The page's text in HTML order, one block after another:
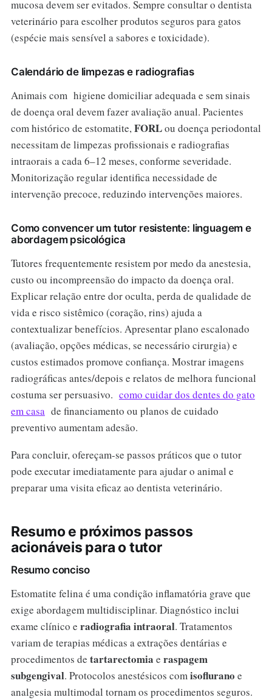
mucosa devem ser evitados. Sempre consultar o dentista
veterinário para escolher produtos seguros para gatos
(espécie mais sensível a sabores e toxicidade).
Calendário de limpezas e radiografias
Animais com higiene domiciliar adequada e sem sinais
de doença oral devem fazer avaliação anual. Pacientes
com histórico de estomatite,FORLou doença periodontal
necessitam de limpezas profissionais e radiografias
intraorais a cada 6–12 meses, conforme severidade.
Monitorização regular identifica necessidade de
intervenção precoce, reduzindo intervenções maiores.
Como convencer um tutor resistente: linguagem e
abordagem psicológica
Tutores frequentemente resistem por medo da anestesia,
custo ou incompreensão do impacto da doença oral.
Explicar relação entre dor oculta, perda de qualidade de
vida e risco sistêmico (coração, rins) ajuda a
contextualizar benefícios. Apresentar plano escalonado
(avaliação, opções médicas, se necessário cirurgia) e
custos estimados promove confiança. Mostrar imagens
radiográficas antes/depois e relatos de melhora funcional
costuma ser persuasivo. como cuidar dos dentes do gato
em casade financiamento ou planos de cuidado
preventivo aumentam adesão.
Para concluir, ofereçam-se passos práticos que o tutor
pode executar imediatamente para ajudar o animal e
preparar uma visita eficaz ao dentista veterinário.
Resumo e próximos passos
acionáveis para o tutor
Resumo conciso
Estomatite felina é uma condição inflamatória grave que
exige abordagem multidisciplinar. Diagnóstico inclui
exame clínico e radiografia intraoral. Tratamentos
variam de terapias médicas a extrações dentárias e
procedimentos de tartarectomia e raspagem
subgengival. Protocolos anestésicos comisoflurano e
analgesia multimodal tornam os procedimentos seguros.